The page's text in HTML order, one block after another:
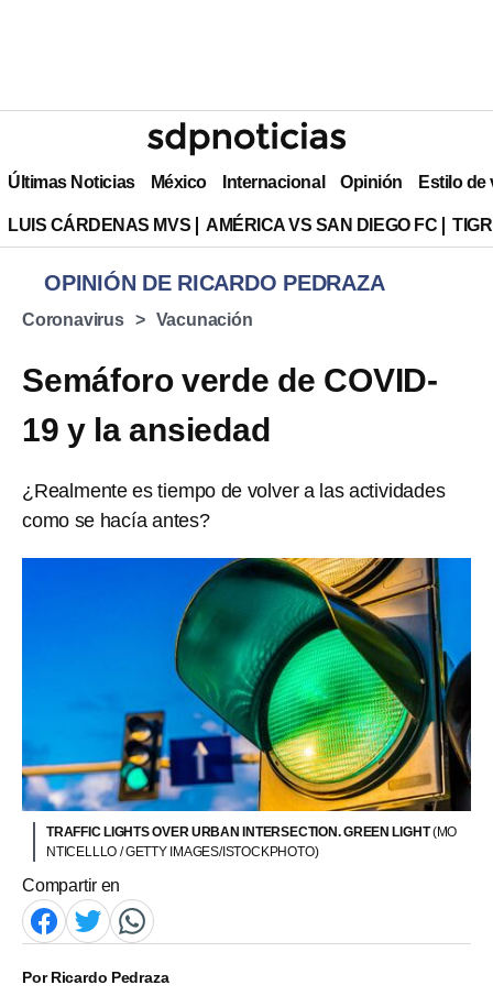
Últimas Noticias México Internacional Opinión Estilo de
LUIS CÁRDENAS MVS AMÉRICA VS SAN DIEGO FC
OPINIÓN DE RICARDO PEDRAZA
Coronavirus Vacunación
Semáforo verde de COVID-
19 y la ansiedad
¿Realmente es tiempo de volver a las actividades
como se hacía antes?
TRAFFIC LIGHTS OVER URBAN INTERSECTION. GREEN LIGHT(MO
NTICELLLO / GETTY IMAGES/ISTOCKPHOTO)
Compartir en
PorRicardo Pedraza